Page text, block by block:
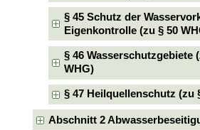
§ 45 Schutz der
Eigenkontrolle (zu § 50
§ 46 Wasserschutzgebiete
WHG)
§ 47 Heilquellenschutz (zu
Abschnitt 2